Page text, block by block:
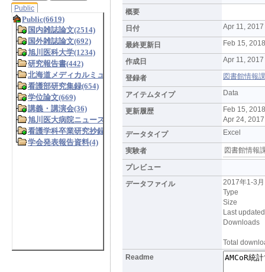
Public
概要
日付
Apr 11, 2017
最終更新日 Feb 15,
作成日 Apr 11,
登録者 図書館情報
アイテムタイプ Data
更新履歴
Feb 15,
Apr 24,
データタイプ
Excel
実験者 図書館情報
プレビュー
データファイル
2017年1-3
Type
Size
Last updated
Downloads
Total
Readme